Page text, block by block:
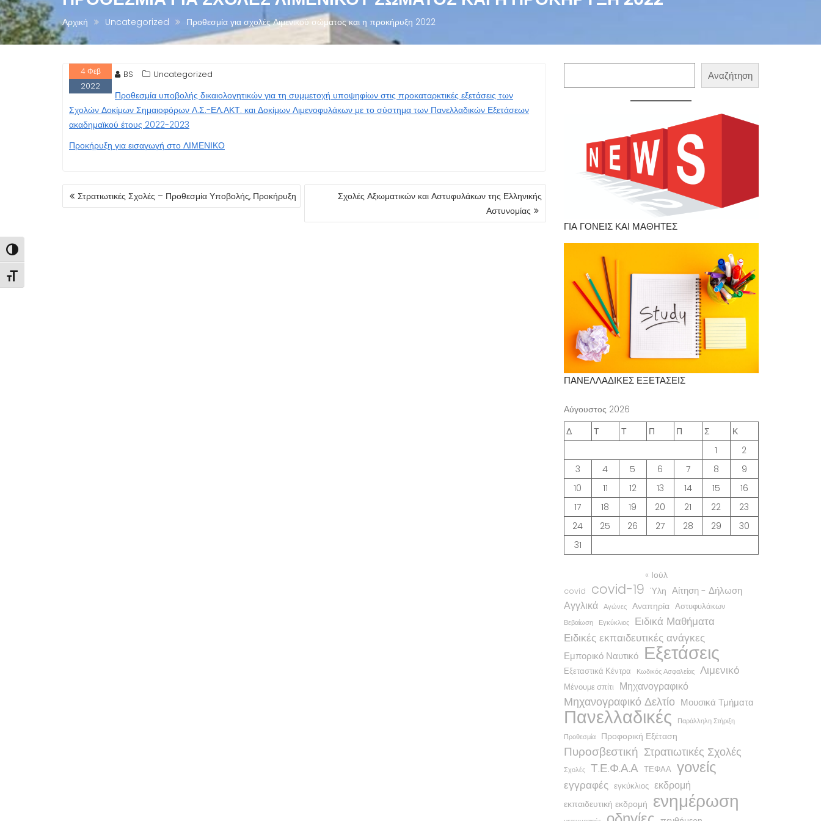
Εναλλαγή Υψηλής Αντίθεσης
Εναλλαγή Μεγέθους Γραμμάτων
Αρχική Uncategorized Προθεσμία για σχολές Λιμενικού σώματος και η προκήρυξη 2022
4Φεβ
2022
BS Uncategorized
Προθεσμία υποβολής δικαιολογητικών για τη συμμετοχή υποψηφίων στις προκαταρκτικές εξετάσεις των
Σχολών Δοκίμων Σημαιοφόρων Λ.Σ.-ΕΛ.ΑΚΤ. και Δοκίμων Λιμενοφυλάκων με το σύστημα των Πανελλαδικών Εξετάσεων
ακαδημαϊκού έτους 2022-2023
Προκήρυξη για εισαγωγή στο ΛΙΜΕΝΙΚΟ
ΠΛΟΉΓΗΣΗ
ΆΡΘΡΩΝ
Στρατιωτικές Σχολές – Προθεσμία Υποβολής, Προκήρυξη
Σχολές Αξιωματικών και Αστυφυλάκων της Ελληνικής
Αστυνομίας
Αναζήτηση
ΓΙΑ ΓΟΝΕΙΣ ΚΑΙ ΜΑΘΗΤΕΣ
ΠΑΝΕΛΛΑΔΙΚΕΣ ΕΞΕΤΑΣΕΙΣ
Αύγουστος 2026
Δ
Τ Τ Π Π Σ
Κ
1
2
3
4 5 6 7 8
9
10
11 12 13 14 15
16
17
18 19 20 21 22
23
24
25 26 27 28 29
30
31
« Ιούλ
covid covid-19 Ύλη Αίτηση - Δήλωση
Αγγλικά Αγώνες Αναπηρία Αστυφυλάκων
Βεβαίωση Εγκύκλιος Ειδικά Μαθήματα
Ειδικές εκπαιδευτικές ανάγκες
Εμπορικό Ναυτικό Εξετάσεις
Εξεταστικά Κέντρα Κωδικός Ασφαλείας Λιμενικό
Μένουμε σπίτι Μηχανογραφικό
Μηχανογραφικό Δελτίο Μουσικά Τμήματα
Πανελλαδικές
Παράλληλη Στήριξη
Προθεσμία
Προφορική Εξέταση
Πυροσβεστική Στρατιωτικές Σχολές
Σχολές Τ.Ε.Φ.Α.Α ΤΕΦΑΑ γονείς
εγγραφές εγκύκλιος εκδρομή
εκπαιδευτική εκδρομή ενημέρωση